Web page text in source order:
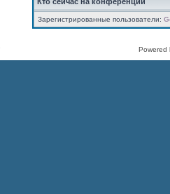
Зарегистрированные пользователи:
Powered